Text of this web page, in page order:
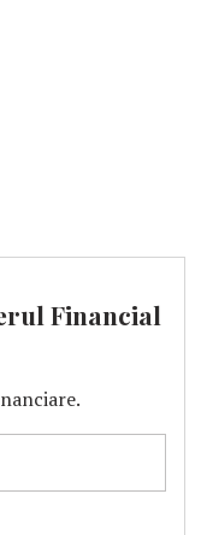
Financial